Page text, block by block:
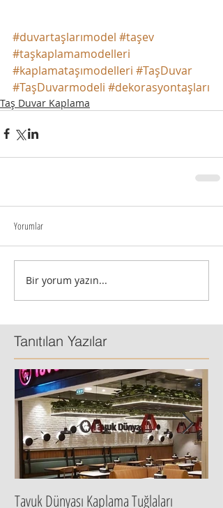
#duvartaşlarımodel #taşev
#taşkaplamamodelleri
#kaplamataşımodelleri #TaşDuvar
#TaşDuvarmodeli #dekorasyontaşları
Taş Duvar Kaplama
Yorumlar
Bir yorum yazın...
Tanıtılan Yazılar
Tavuk Dünyası Kaplama Tuğlaları